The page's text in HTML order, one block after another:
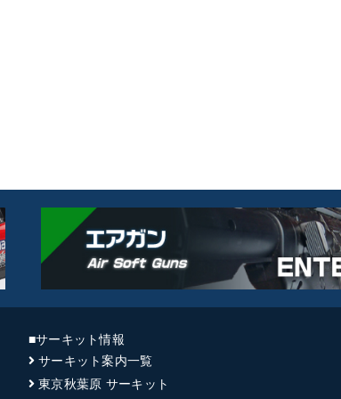
■サーキット情報
サーキット案内一覧
東京秋葉原 サーキット